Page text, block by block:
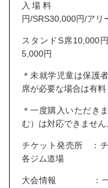
入場料 ：S-
円/SRS30,000円/アリ
スタンドS席10,000
5,000円
＊未就学児童は保護
席が必要な場合は有料
＊一度購入いただき
む）は対応できません
チケット発売所 ：
各ジム道場
大会情報 ：一般